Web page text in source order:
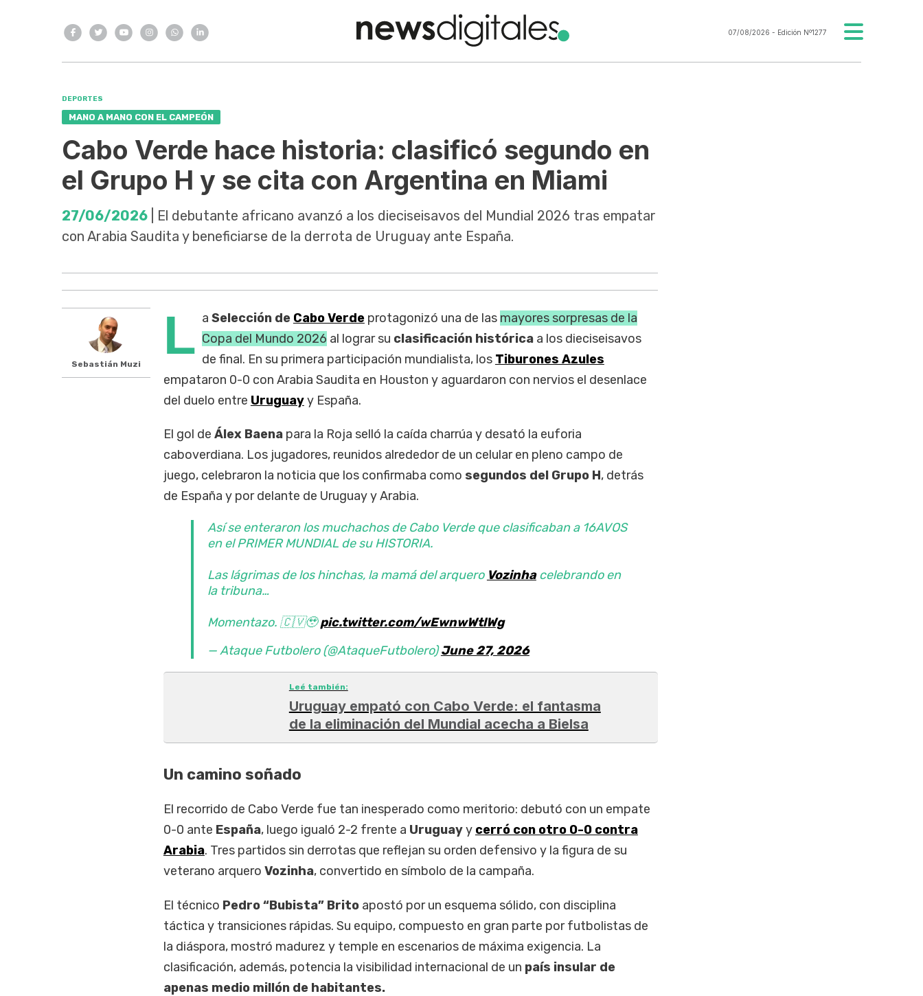
07/08/2026 - Edición Nº1277
DEPORTES
MANO A MANO CON EL CAMPEÓN
Cabo Verde hace historia: clasificó segundo en
el Grupo H y se cita con Argentina en Miami
27/06/2026 | El debutante africano avanzó a los dieciseisavos del Mundial 2026 tras empatar
con Arabia Saudita y beneficiarse de la derrota de Uruguay ante España.
Sebastián Muzi L a Selección de Cabo Verdeprotagonizó una de las mayores sorpresas de la
Copa del Mundo 2026 al lograr su clasificación históricaa los dieciseisavos
de final. En su primera participación mundialista, los Tiburones Azules
empataron 0-0 con Arabia Saudita en Houston y aguardaron con nervios el desenlace
del duelo entre Uruguayy España.
El gol de Álex Baenapara la Roja selló la caída charrúa y desató la euforia
caboverdiana. Los jugadores, reunidos alrededor de un celular en pleno campo de
juego, celebraron la noticia que los confirmaba como segundos del Grupo H, detrás
de España y por delante de Uruguay y Arabia.
Así se enteraron los muchachos de Cabo Verde que clasificaban a 16AVOS
en el PRIMER MUNDIAL de su HISTORIA.
Las lágrimas de los hinchas, la mamá del arquero Vozinhacelebrando en
la tribuna…
Momentazo. 🇨🇻🥹pic.twitter.com/wEwnwWtlWg
— Ataque Futbolero (@AtaqueFutbolero)June 27, 2026
Leé también:
Uruguay empató con Cabo Verde: el fantasma
de la eliminación del Mundial acecha a Bielsa
Un camino soñado
El recorrido de Cabo Verde fue tan inesperado como meritorio: debutó con un empate
0-0 ante España, luego igualó 2-2 frente a Uruguayy cerró con otro 0-0 contra
Arabia. Tres partidos sin derrotas que reflejan su orden defensivo y la figura de su
veterano arquero Vozinha, convertido en símbolo de la campaña.
El técnico Pedro “Bubista” Britoapostó por un esquema sólido, con disciplina
táctica y transiciones rápidas. Su equipo, compuesto en gran parte por futbolistas de
la diáspora, mostró madurez y temple en escenarios de máxima exigencia. La
clasificación, además, potencia la visibilidad internacional de un país insular de
apenas medio millón de habitantes.